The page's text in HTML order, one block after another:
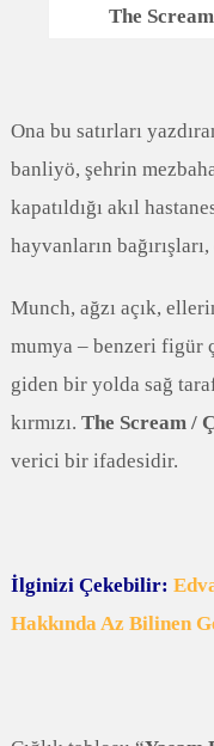
The
Ona bu satırları
banliyö, şehrin
kapatıldığı akıl
hayvanların
Munch, ağzı açık,
mumya – benzeri
giden bir yolda sağ
kırmızı. The Scream /
verici bir ifadesidir.
İlginizi Çekebilir:
Hakkında Az Bilinen